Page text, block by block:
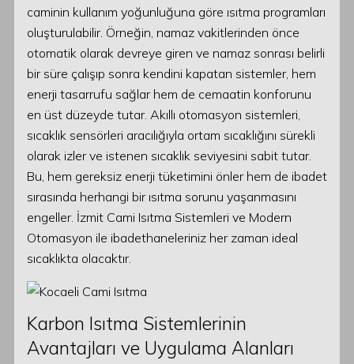
caminin kullanım yoğunluğuna göre ısıtma programları
oluşturulabilir. Örneğin, namaz vakitlerinden önce
otomatik olarak devreye giren ve namaz sonrası belirli
bir süre çalışıp sonra kendini kapatan sistemler, hem
enerji tasarrufu sağlar hem de cemaatin konforunu
en üst düzeyde tutar. Akıllı otomasyon sistemleri,
sıcaklık sensörleri aracılığıyla ortam sıcaklığını sürekli
olarak izler ve istenen sıcaklık seviyesini sabit tutar.
Bu, hem gereksiz enerji tüketimini önler hem de ibadet
sırasında herhangi bir ısıtma sorunu yaşanmasını
engeller. İzmit Cami Isıtma Sistemleri ve Modern
Otomasyon ile ibadethaneleriniz her zaman ideal
sıcaklıkta olacaktır.
Karbon Isıtma Sistemlerinin
Avantajları ve Uygulama Alanları